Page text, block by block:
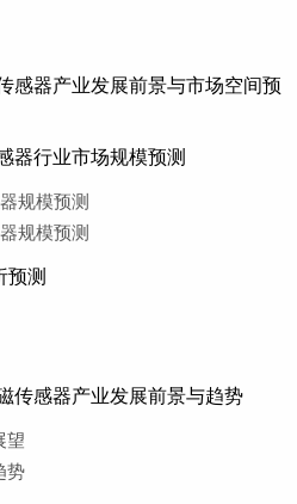
感器产业发展前景与市场空间预
器行业市场规模预测
规模预测
规模预测
预测
传感器产业发展前景与趋势
望
势